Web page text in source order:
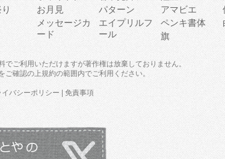
お月見 パターン アマビエ
メッセージカ
ード
エイプリルフ
ール
ペンキ書体
旗
ご利用いただけますが著作権は放棄しておりません。
ご確認の上規約の範囲内でご利用ください。
イバシーポリシー |免責事項